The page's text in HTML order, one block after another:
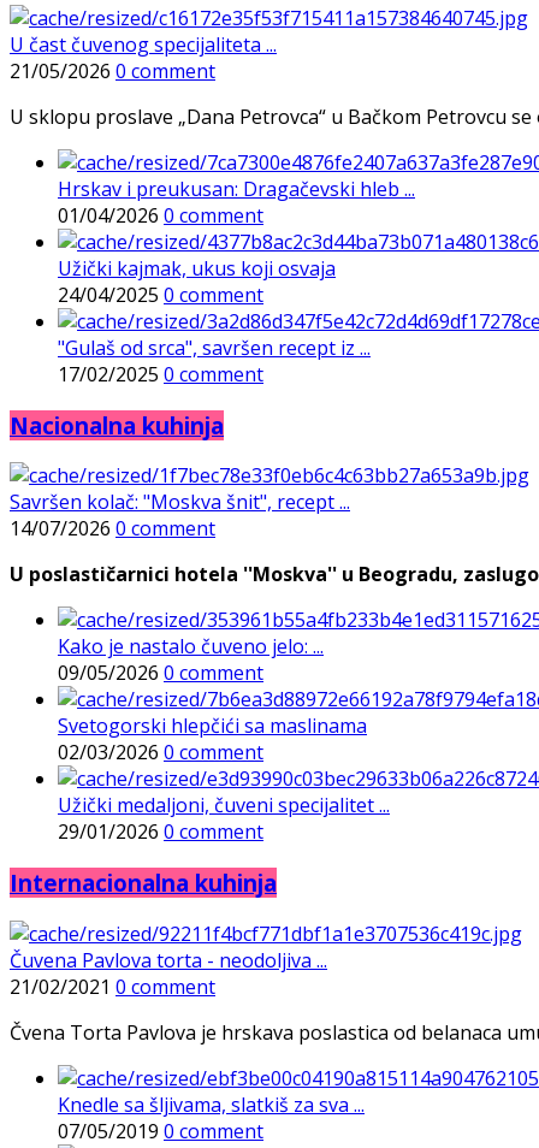
U čast čuvenog specijaliteta ...
21/05/2026 0 comment
U sklopu proslave „Dana Petrovca“ u Bačkom Petrovcu
Hrskav i preukusan: Dragačevski hleb ...
01/04/2026 0 comment
Užički kajmak, ukus koji osvaja
24/04/2025 0 comment
"Gulaš od srca", savršen recept iz ...
17/02/2025 0 comment
Nacionalna kuhinja
Savršen kolač: "Moskva šnit", recept ...
14/07/2026 0 comment
U poslastičarnici hotela ''Moskva'' u Beogradu,
Kako je nastalo čuveno jelo: ...
09/05/2026 0 comment
Svetogorski hlepčići sa maslinama
02/03/2026 0 comment
Užički medaljoni, čuveni specijalitet ...
29/01/2026 0 comment
Internacionalna kuhinja
Čuvena Pavlova torta - neodoljiva ...
21/02/2021 0 comment
Čvena Torta Pavlova je hrskava poslastica od belanaca
Knedle sa šljivama, slatkiš za sva ...
07/05/2019 0 comment